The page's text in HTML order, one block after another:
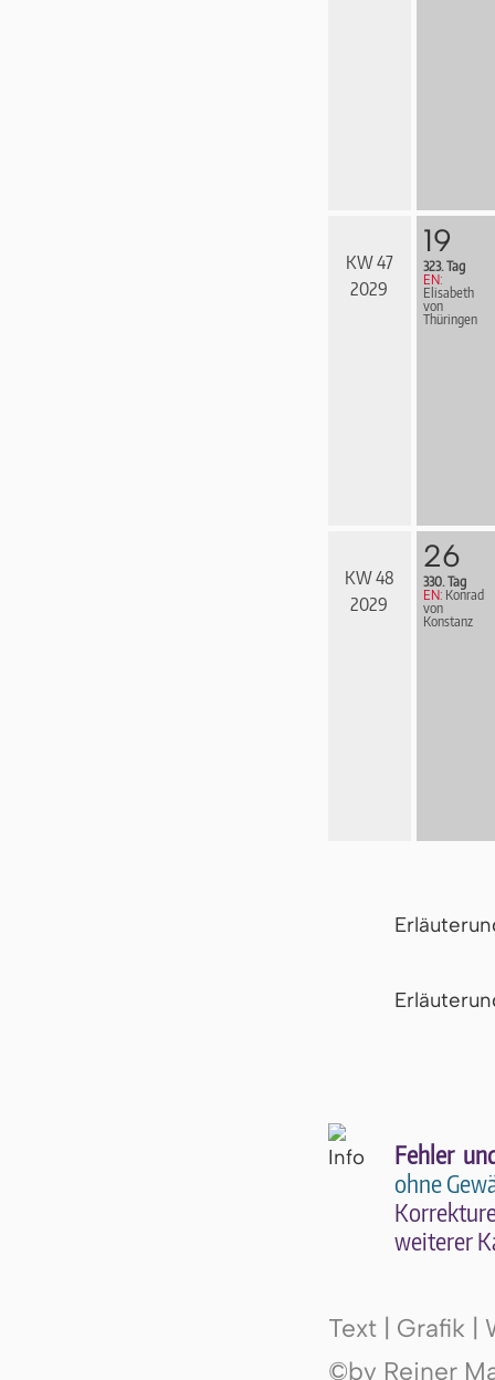
KW 47
2029
19
323. Tag
EN:
Elisabeth
von
Thüringen
KW 48
2029
26
330. Tag
EN: Konrad
von
Konstanz
Fehler
ohne
wei­te­rer
Text | Grafik |
©by Reiner